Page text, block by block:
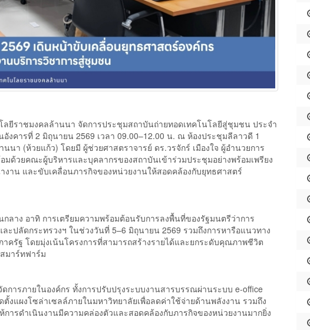
ยีราชมงคลล้านนา จัดการประชุมสถาบันถ่ายทอดเทคโนโลยีสู่ชุมชน ประจำ
งคารที่ 2 มิถุนายน 2569 เวลา 09.00–12.00 น. ณ ห้องประชุมลีลาวดี 1
า (ห้วยแก้ว) โดยมี ผู้ช่วยศาสตราจารย์ ดร.วรจักร์ เมืองใจ ผู้อำนวยการ
ด้วยคณะผู้บริหารและบุคลากรของสถาบันเข้าร่วมประชุมอย่างพร้อมเพรียง
าน และขับเคลื่อนภารกิจของหน่วยงานให้สอดคล้องกับยุทธศาสตร์
าง อาทิ การเตรียมความพร้อมต้อนรับการลงพื้นที่ของรัฐมนตรีว่าการ
ะปลัดกระทรวงฯ ในช่วงวันที่ 5–6 มิถุนายน 2569 รวมถึงการหารือแนวทาง
รัฐ โดยมุ่งเน้นโครงการที่สามารถสร้างรายได้และยกระดับคุณภาพชีวิต
มาร์ทฟาร์ม
ารภายในองค์กร ทั้งการปรับปรุงระบบงานสารบรรณผ่านระบบ e-office
งแผงโซล่าเซลล์ภายในมหาวิทยาลัยเพื่อลดค่าใช้จ่ายด้านพลังงาน รวมถึง
ารดำเนินงานมีความคล่องตัวและสอดคล้องกับภารกิจของหน่วยงานมากยิ่ง